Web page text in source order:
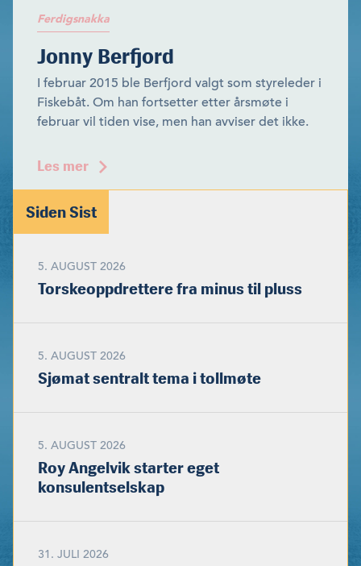
Ferdigsnakka
Jonny Berfjord
I februar 2015 ble Berfjord valgt som styreleder i
Fiskebåt. Om han fortsetter etter årsmøte i
februar vil tiden vise, men han avviser det ikke.
Les mer
Siden Sist
5. AUGUST 2026
Torskeoppdrettere fra minus til pluss
5. AUGUST 2026
Sjømat sentralt tema i tollmøte
5. AUGUST 2026
Roy Angelvik starter eget
konsulentselskap
31. JULI 2026